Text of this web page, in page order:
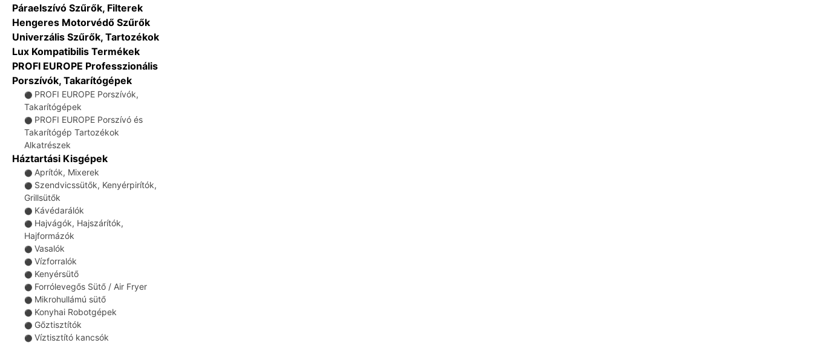
Páraelszívó Szűrők, Filterek
Hengeres Motorvédő Szűrők
Univerzális Szűrők, Tartozékok
Lux Kompatibilis Termékek
PROFI EUROPE Professzionális
Porszívók, Takarítógépek
⚫ PROFI EUROPE Porszívók,
Takarítógépek
⚫ PROFI EUROPE Porszívó és
Takarítógép Tartozékok
Alkatrészek
Háztartási Kisgépek
⚫ Aprítók, Mixerek
⚫ Szendvicssütők, Kenyérpirítók,
Grillsütők
⚫ Kávédarálók
⚫ Hajvágók, Hajszárítók,
Hajformázók
⚫ Vasalók
⚫ Vízforralók
⚫ Kenyérsütő
⚫ Forrólevegős Sütő / Air Fryer
⚫ Mikrohullámú sütő
⚫ Konyhai Robotgépek
⚫ Gőztisztítók
⚫ Víztisztító kancsók